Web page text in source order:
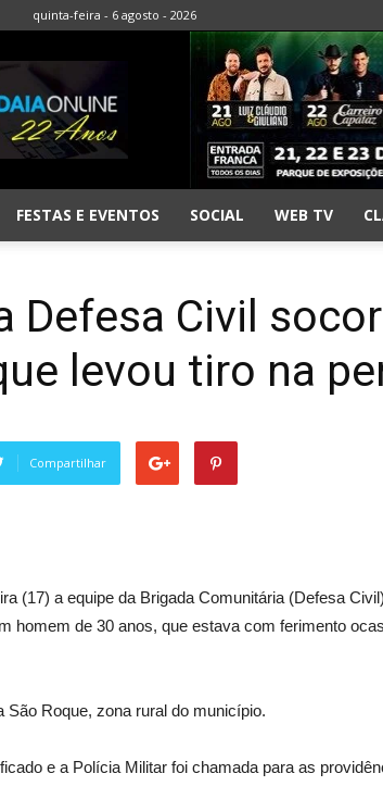
quinta-feira - 6 agosto - 2026
FESTAS E EVENTOS SOCIAL WEB TV
Defesa Civil
levou tiro na
Compartilhar
(17) a equipe da Brigada Comunitária (Defesa
homem de 30 anos, que estava com ferimento
São Roque, zona rural do município.
e a Polícia Militar foi chamada para as